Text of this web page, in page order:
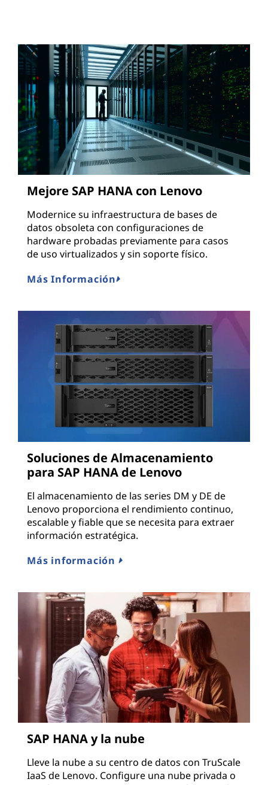
Mejore SAP HANA con Lenovo
Modernice su infraestructura de bases de
datos obsoleta con configuraciones de
hardware probadas previamente para casos
de uso virtualizados y sin soporte físico.
Más Información
Soluciones de Almacenamiento
para SAP HANA de Lenovo
El almacenamiento de las series DM y DE de
Lenovo proporciona el rendimiento continuo,
escalable y fiable que se necesita para extraer
información estratégica.
Más información
SAP HANA y la nube
Lleve la nube a su centro de datos con TruScale
IaaS de Lenovo. Configure una nube privada o